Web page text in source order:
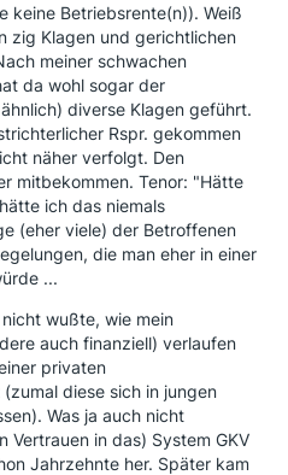
keine Betriebsrente(n)). Weiß
zig Klagen und gerichtlichen
meiner schwachen
da wohl sogar der
diverse Klagen geführt.
Rspr. gekommen
näher verfolgt. Den
mitbekommen. Tenor: "Hätte
ich das niemals
(eher viele) der Betroffenen
die man eher in einer
...
wußte, wie mein
auch finanziell) verlaufen
privaten
diese sich in jungen
Was ja auch nicht
Vertrauen in das) System GKV
Jahrzehnte her. Später kam